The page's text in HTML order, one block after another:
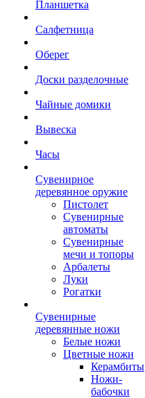
Планшетка
Салфетница
Оберег
Доски разделочные
Чайные домики
Вывеска
Часы
Сувенирное
деревянное оружие
Пистолет
Сувенирные
автоматы
Сувенирные
мечи и топоры
Арбалеты
Луки
Рогатки
Сувенирные
деревянные ножи
Белые ножи
Цветные ножи
Керамбиты
Ножи-
бабочки